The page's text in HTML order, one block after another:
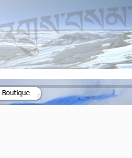
Boutique